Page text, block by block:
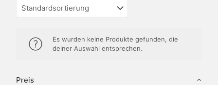
Preis
Es wurden keine Produkte gefunden, die
deiner Auswahl entsprechen.